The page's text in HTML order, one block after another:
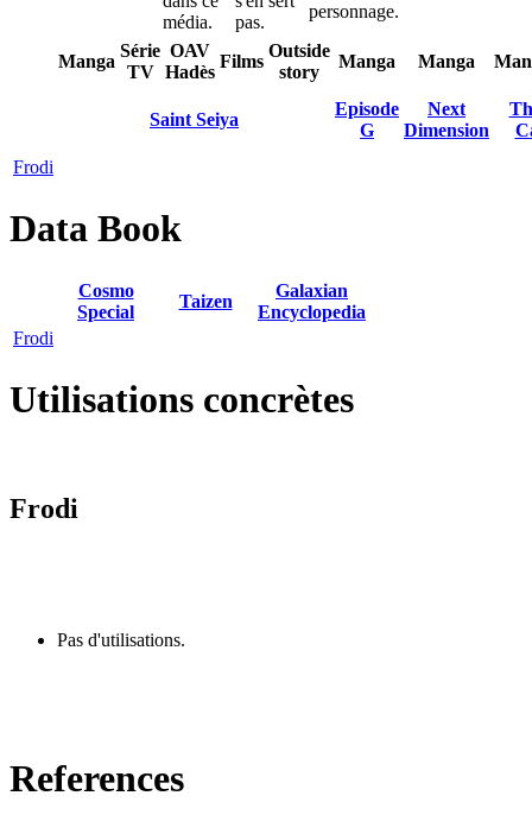
média.
pas.
personnage.
Manga
Série
TV
OAV
Hadès
Films
Outside
story
Manga Manga
Saint Seiya
Episode
G
Next
Dimension
Frodi
Data Book
Cosmo
Special
Taizen
Galaxian
Encyclopedia
Frodi
Utilisations concrètes
Frodi
Pas d'utilisations.
References